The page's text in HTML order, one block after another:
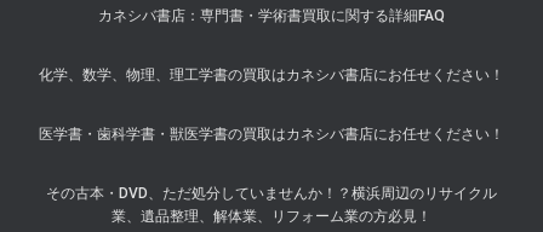
カネシバ書店：専門書・学術書買取に関する詳細FAQ
化学、数学、物理、理工学書の買取はカネシバ書店にお任せください！
医学書・歯科学書・獣医学書の買取はカネシバ書店にお任せください！
その古本・DVD、ただ処分していませんか！？横浜周辺のリサイクル
業、遺品整理、解体業、リフォーム業の方必見！